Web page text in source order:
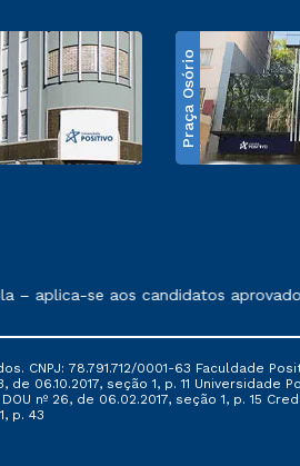
Praça Osório
de serviços
aplica-se aos candidatos
78.791.712/0001-63 Faculdade
06.10.2017, seção 1, p. 11 Universidade
nº 26, de 06.02.2017, seção 1, p. 15
p. 43